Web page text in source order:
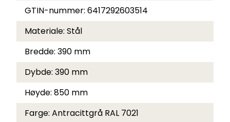
GTIN-nummer: 6417292603514
Materiale: Stål
Bredde: 390 mm
Dybde: 390 mm
Høyde: 850 mm
Farge: Antracittgrå RAL 7021